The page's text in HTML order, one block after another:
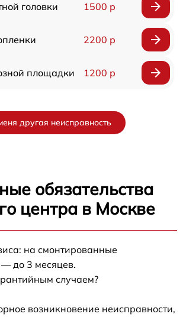
головки 1500 р
2200 р
площадки 1200 р
другая неисправность
обязательства
центра в Москве
на смонтированные
до 3 месяцев.
случаем?
возникновение неисправности,